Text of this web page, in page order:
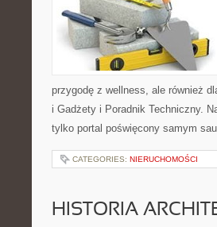
przygodę z wellness, ale również
i Gadżety i Poradnik Techniczny.
tylko portal poświęcony samym
CATEGORIES: NIERUCHOMOŚCI
HISTORIA